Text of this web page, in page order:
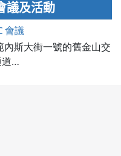
議及活動
會議
斯大街一號的舊金山交
道…